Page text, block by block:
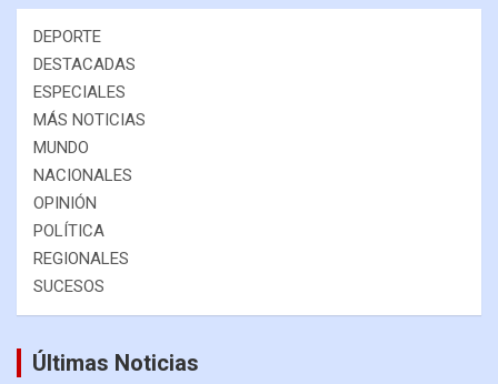
DEPORTE
DESTACADAS
ESPECIALES
MÁS NOTICIAS
MUNDO
NACIONALES
OPINIÓN
POLÍTICA
REGIONALES
SUCESOS
Últimas Noticias